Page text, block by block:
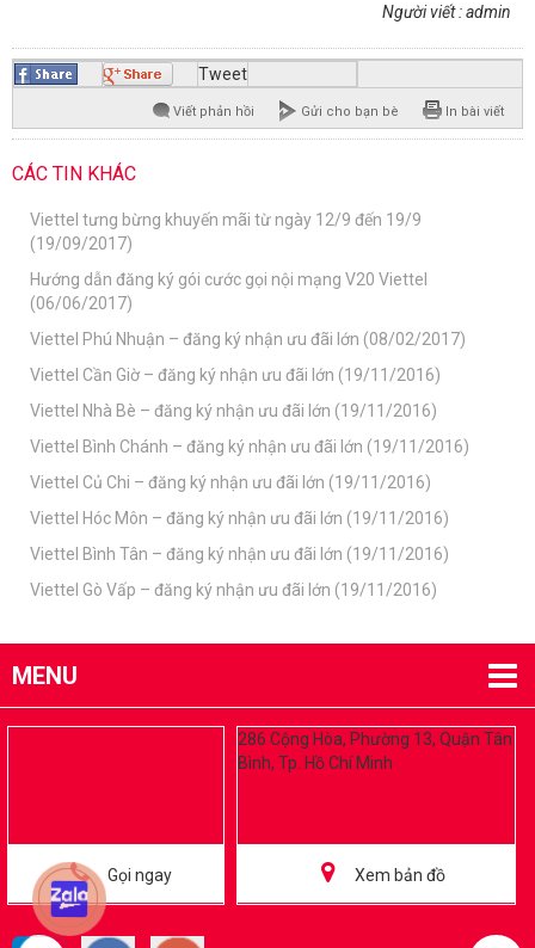
Người viết : admin
Tweet
Viết phản hồi Gửi cho bạn bè In bài viết
CÁC TIN KHÁC
Viettel tưng bừng khuyến mãi từ ngày 12/9 đến 19/9
(19/09/2017)
Hướng dẫn đăng ký gói cước gọi nội mạng V20 Viettel
(06/06/2017)
Viettel Phú Nhuận – đăng ký nhận ưu đãi lớn (08/02/2017)
Viettel Cần Giờ – đăng ký nhận ưu đãi lớn (19/11/2016)
Viettel Nhà Bè – đăng ký nhận ưu đãi lớn (19/11/2016)
Viettel Bình Chánh – đăng ký nhận ưu đãi lớn (19/11/2016)
Viettel Củ Chi – đăng ký nhận ưu đãi lớn (19/11/2016)
Viettel Hóc Môn – đăng ký nhận ưu đãi lớn (19/11/2016)
Viettel Bình Tân – đăng ký nhận ưu đãi lớn (19/11/2016)
Viettel Gò Vấp – đăng ký nhận ưu đãi lớn (19/11/2016)
MENU
Gọi ngay
286 Cộng Hòa, Phường 13, Quận Tân
Bình, Tp. Hồ Chí Minh
Xem bản đồ